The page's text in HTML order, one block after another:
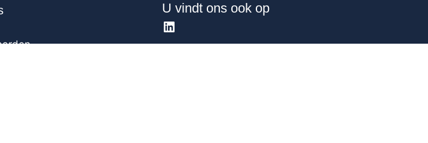
U vindt ons ook op
LinkedIn